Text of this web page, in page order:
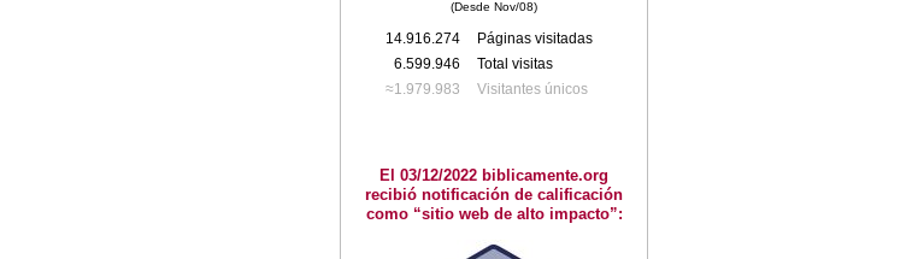
(Desde Nov/08)
14.916.274
Páginas visitadas
6.599.946
Total visitas
≈1.979.983
Visitantes únicos
El 03/12/2022 biblicamente.org
recibió notificación de calificación
como “sitio web de alto impacto”: